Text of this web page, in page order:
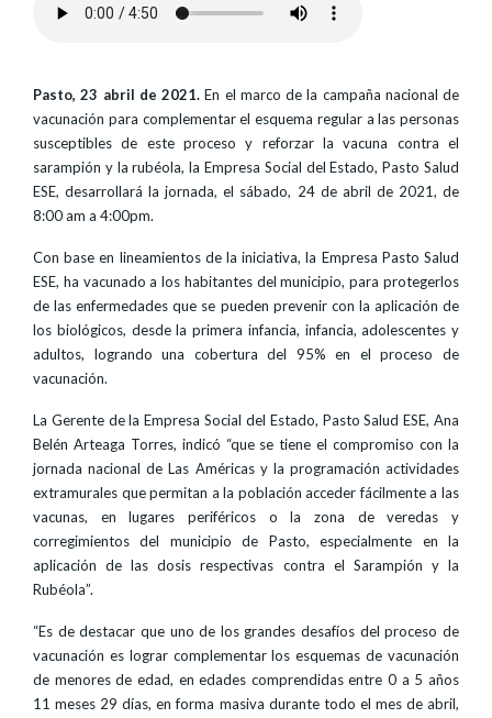
Pasto, 23 abril de 2021. En el marco de la campaña nacional de
vacunación para complementar el esquema regular a las personas
susceptibles de este proceso y reforzar la vacuna contra el
sarampión y la rubéola, la Empresa Social del Estado, Pasto Salud
ESE, desarrollará la jornada, el sábado, 24 de abril de 2021, de
8:00 am a 4:00pm.
Con base en lineamientos de la iniciativa, la Empresa Pasto Salud
ESE, ha vacunado a los habitantes del municipio, para protegerlos
de las enfermedades que se pueden prevenir con la aplicación de
los biológicos, desde la primera infancia, infancia, adolescentes y
adultos, logrando una cobertura del 95% en el proceso de
vacunación.
La Gerente de la Empresa Social del Estado, Pasto Salud ESE, Ana
Belén Arteaga Torres, indicó “que se tiene el compromiso con la
jornada nacional de Las Américas y la programación actividades
extramurales que permitan a la población acceder fácilmente a las
vacunas, en lugares periféricos o la zona de veredas y
corregimientos del municipio de Pasto, especialmente en la
aplicación de las dosis respectivas contra el Sarampión y la
Rubéola”.
“Es de destacar que uno de los grandes desafíos del proceso de
vacunación es lograr complementar los esquemas de vacunación
de menores de edad, en edades comprendidas entre 0 a 5 años
11 meses 29 días, en forma masiva durante todo el mes de abril,